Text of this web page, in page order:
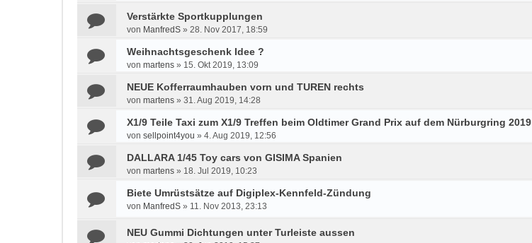
Verstärkte Sportkupplungen
von ManfredS » 28. Nov 2017, 18:59
Weihnachtsgeschenk Idee ?
von martens » 15. Okt 2019, 13:09
NEUE Kofferraumhauben vorn und TUREN rechts
von martens » 31. Aug 2019, 14:28
X1/9 Teile Taxi zum X1/9 Treffen beim Oldtimer Grand Prix auf dem Nürburgring 2019
von sellpoint4you » 4. Aug 2019, 12:56
DALLARA 1/45 Toy cars von GISIMA Spanien
von martens » 18. Jul 2019, 10:23
Biete Umrüstsätze auf Digiplex-Kennfeld-Zündung
von ManfredS » 11. Nov 2013, 23:13
NEU Gummi Dichtungen unter Turleiste aussen